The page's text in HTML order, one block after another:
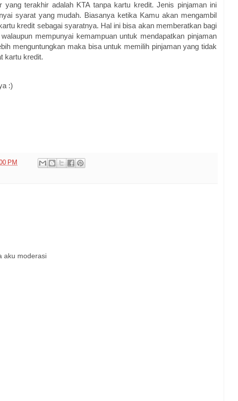
yang terakhir adalah KTA tanpa kartu kredit. Jenis pinjaman ini
syarat yang mudah. Biasanya ketika Kamu akan mengambil
kredit sebagai syaratnya. Hal ini bisa akan memberatkan bagi
mempunyai kemampuan untuk mendapatkan pinjaman
menguntungkan maka bisa untuk memilih pinjaman yang tidak
kartu kredit.
:)
PM
aku moderasi